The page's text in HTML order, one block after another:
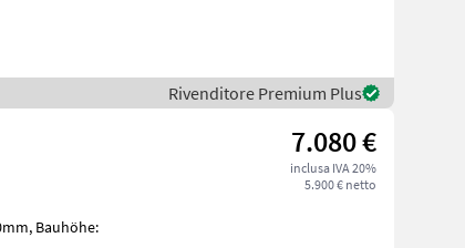
Rivenditore Premium Plus
7.080 €
inclusa IVA 20%
5.900 € netto